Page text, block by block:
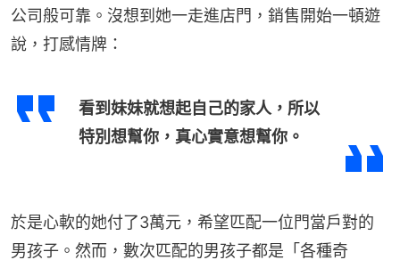
公司般可靠。沒想到她一走進店門，銷售開始一頓遊
說，打感情牌：
看到妹妹就想起自己的家人，所以
特別想幫你，真心實意想幫你。
於是心軟的她付了3萬元，希望匹配一位門當戶對的
男孩子。然而，數次匹配的男孩子都是「各種奇